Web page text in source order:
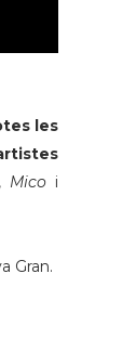
les
Mico i
Gran.